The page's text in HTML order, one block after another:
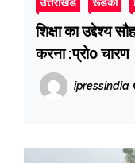
शिक्षा का उद्देश्य
करना :प्रो0 चारण
ipressindia